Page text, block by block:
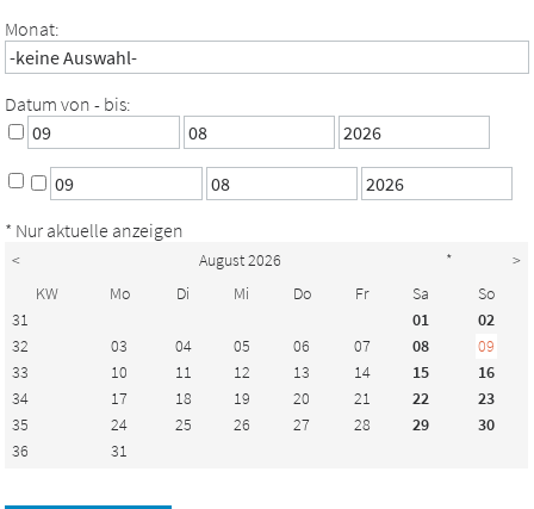
Monat:
Datum von - bis:
* Nur aktuelle anzeigen
< August 2026 *
>
KW
Mo Di Mi Do Fr Sa
So
31
01
02
32
03 04 05 06 07 08
09
33
10 11 12 13 14 15
16
34
17 18 19 20 21 22
23
35
24 25 26 27 28 29
30
36
31